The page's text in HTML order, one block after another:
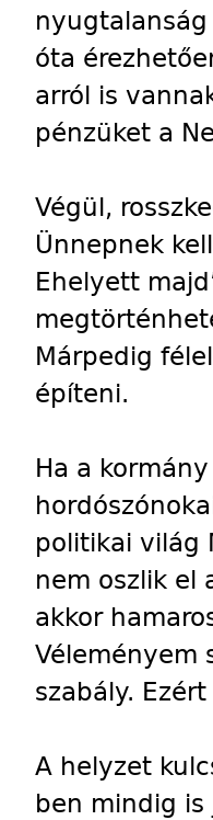
óta
arról is
pénzüket a
Végül,
Ünnepnek
Ehelyett
Márpedig
építeni.
Ha a
politikai világ
nem oszlik el
akkor
Véleményem
szabály.
A helyzet
ben mindig